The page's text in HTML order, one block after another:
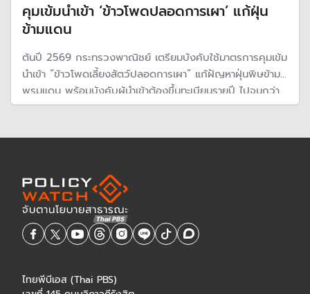
คุมเข้มนำเข้า ‘ข้าวโพดปลอดการเผา’ แก้ฝุ่น
ข้ามแดน
ต้นปี 2569 กระทรวงพาณิชย์ เตรียมบังคับใช้มาตรการคุมเข้ม
นำเข้า “ข้าวโพดเลี้ยงสัตว์ปลอดการเผา” แก้ฝัญหาฝุ่นพิษข้าม
พรมแดน พร้อมบังคับผู้นำเข้าต้องขึ้นทะเบียนรายปี ไปจนกว่า
พ.ร.บ.อากาศสะอาดฯ และกฎหมายลูกมีผลบังคับใช้
ไทยพีบีเอส (Thai PBS)